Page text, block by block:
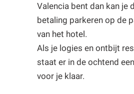
Valencia bent dan kan je
betaling parkeren op de
van het hotel.
Als je logies en ontbijt
staat er in de ochtend
voor je klaar.